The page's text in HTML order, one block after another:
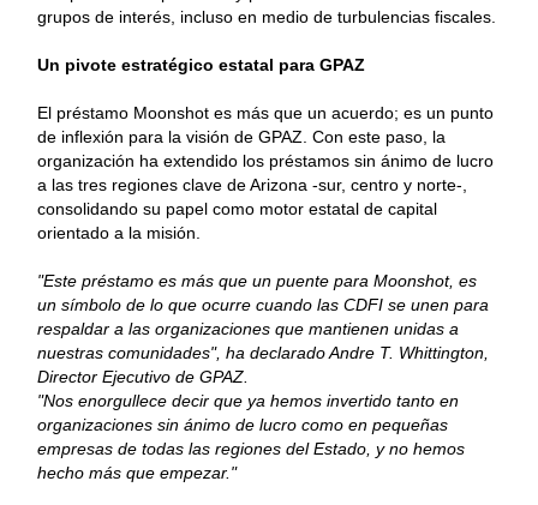
grupos de interés, incluso en medio de turbulencias fiscales.
Un pivote estratégico estatal para GPAZ
El préstamo Moonshot es más que un acuerdo; es un punto
de inflexión para la visión de GPAZ. Con este paso, la
organización ha extendido los préstamos sin ánimo de lucro
a las tres regiones clave de Arizona -sur, centro y norte-,
consolidando su papel como motor estatal de capital
orientado a la misión.
"Este préstamo es más que un puente para Moonshot, es
un símbolo de lo que ocurre cuando las CDFI se unen para
respaldar a las organizaciones que mantienen unidas a
nuestras comunidades", ha declarado Andre T. Whittington,
Director Ejecutivo de GPAZ.
"Nos enorgullece decir que ya hemos invertido tanto en
organizaciones sin ánimo de lucro como en pequeñas
empresas de todas las regiones del Estado, y no hemos
hecho más que empezar."